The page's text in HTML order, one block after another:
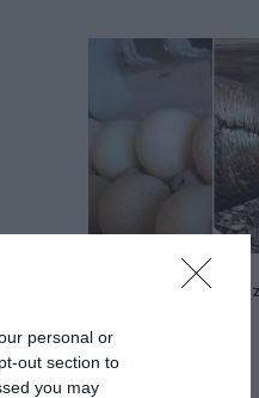
personal or
out section to
you may
Miért nem